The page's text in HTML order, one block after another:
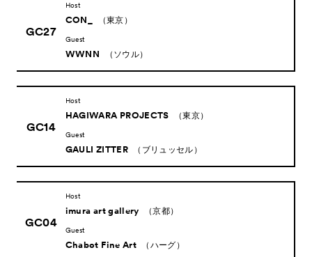
GC27
Host
CON_ （東京）
Guest
WWNN （ソウル）
GC14
Host
HAGIWARA PROJECTS （東京）
Guest
GAULI ZITTER （ブリュッセル）
GC04
Host
imura art gallery （京都）
Guest
Chabot Fine Art （ハーグ）